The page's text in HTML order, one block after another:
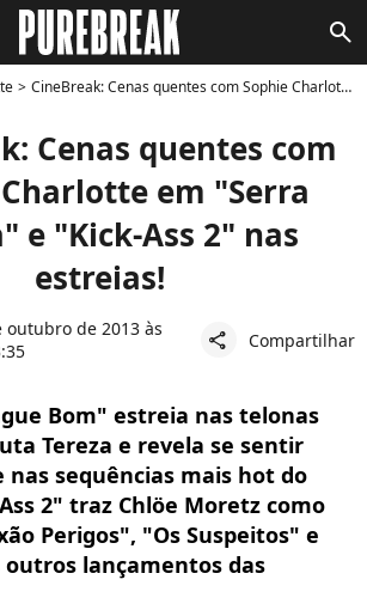
search
CineBreak: Cenas quentes com Sophie Charlotte em "Serra Pelada" e "Kick-Ass 2" nas estreias!
Cenas quentes com
em "Serra
e "Kick-Ass 2" nas
estreias!
outubro de 2013 às
share Compartilhar
Bom" estreia nas telonas
Tereza e revela se sentir
nas sequências mais hot do
2" traz Chlöe Moretz como
Perigos", "Os Suspeitos" e
outros lançamentos das